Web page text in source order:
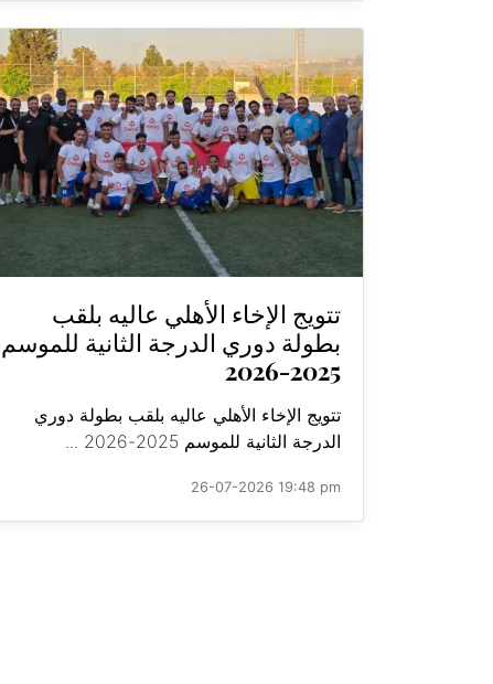
تتويج الإخاء الأهلي عاليه بلقب
بطولة دوري الدرجة الثانية للموسم
2025-2026
تتويج الإخاء الأهلي عاليه بلقب بطولة دوري
الدرجة الثانية للموسم 2025-2026 ...
26-07-2026 19:48 pm